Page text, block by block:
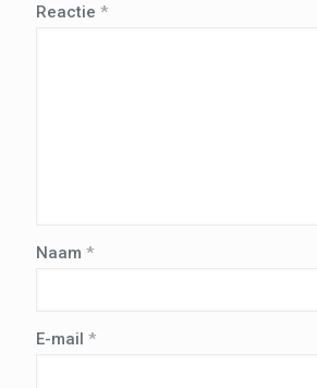
Reactie *
Naam *
E-mail *